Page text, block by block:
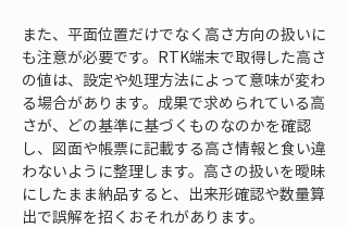
また、平面位置だけでなく高さ方向の扱いに
も注意が必要です。RTK端末で取得した高さ
の値は、設定や処理方法によって意味が変わ
る場合があります。成果で求められている高
さが、どの基準に基づくものなのかを確認
し、図面や帳票に記載する高さ情報と食い違
わないように整理します。高さの扱いを曖昧
にしたまま納品すると、出来形確認や数量算
出で誤解を招くおそれがあります。